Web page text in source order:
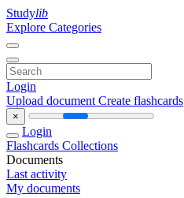
Studylib
Explore Categories
Login
Upload document Create flashcards
×
Login
Flashcards Collections
Documents
Last activity
My documents